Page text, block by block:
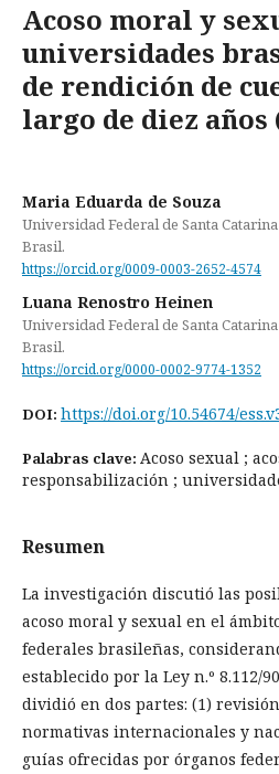
Acoso moral y
universidades
de rendición de
largo de diez años
Maria Eduarda de Souza
Universidad Federal de Santa
Brasil.
https://orcid.org/0009-0003-2652-4574
Luana Renostro Heinen
Universidad Federal de Santa
Brasil.
https://orcid.org/0000-0002-9774-1352
DOI: https://doi.org/10.54674/
Palabras clave: Acoso sexual ;
responsabilización ;
Resumen
La investigación discutió las
acoso moral y sexual en el
federales brasileñas,
establecido por la Ley n.º 8.112/
dividió en dos partes: (1)
normativas internacionales y
guías ofrecidas por órganos